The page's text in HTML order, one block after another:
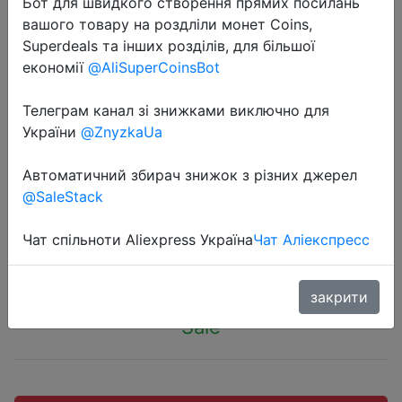
Зеркало NEO Tools инспекционное
телескопическое, диапазон 160 -
480 мм, прорезиненная рукоятка
11-612
171 руб.
Sale
вашого товару на роздліли монет Coins,
Superdeals та інших розділів, для більшої
економії @AliSuperCoinsBot
Телеграм канал зі знижками виключно для
України @ZnyzkaUa
Автоматичний збирач знижок з різних джерел
@SaleStack
Чат спільноти Aliexpress УкраїнаЧат Аліекспресс
закрити